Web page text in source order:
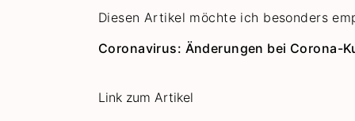
Diesen Artikel möchte ich besonders
Coronavirus: Änderungen bei Corona-
Link zum Artikel